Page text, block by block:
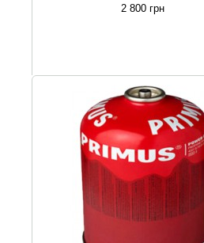
2 800 грн